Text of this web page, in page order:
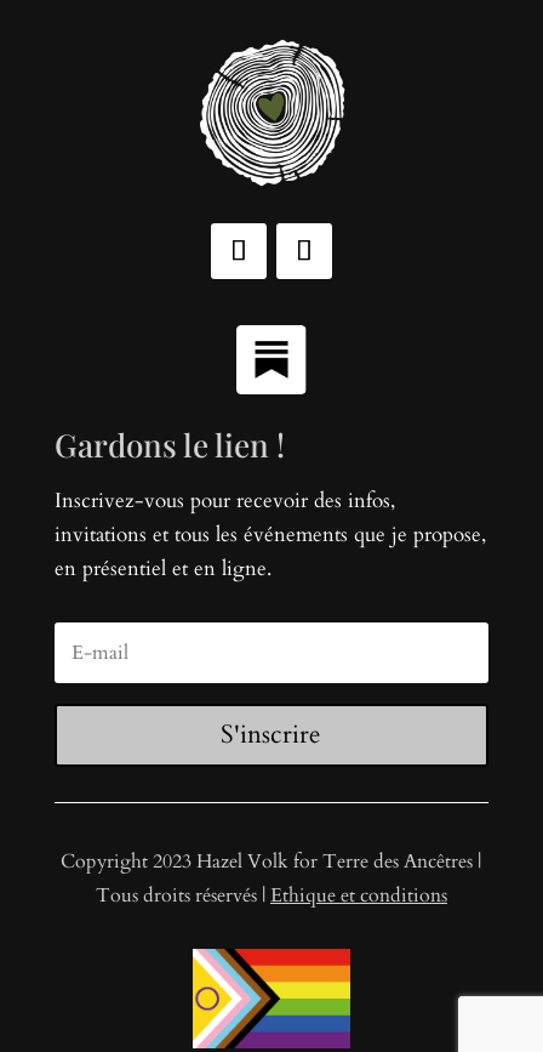
Gardons le lien !
Inscrivez-vous pour recevoir des infos,
invitations et tous les événements que je propose,
en présentiel et en ligne.
S'inscrire
Copyright 2023 Hazel Volk for Terre des Ancêtres |
Tous droits réservés |Ethique et conditions